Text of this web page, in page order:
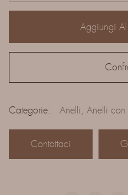
Aggiungi
Categorie: Anelli, Anelli
Contattaci